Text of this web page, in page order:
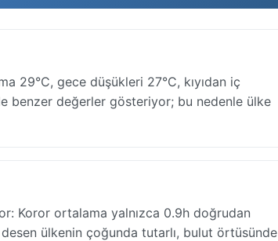
29°C, gece düşükleri 27°C, kıyıdan iç
benzer değerler gösteriyor; bu nedenle ülke
Koror ortalama yalnızca 0.9h doğrudan
ülkenin çoğunda tutarlı, bulut örtüsünde